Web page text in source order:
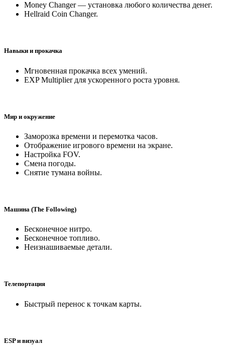
Money Changer — установка любого количества денег.
Hellraid Coin Changer.
Навыки и прокачка
Мгновенная прокачка всех умений.
EXP Multiplier для ускоренного роста уровня.
Мир и окружение
Заморозка времени и перемотка часов.
Отображение игрового времени на экране.
Настройка FOV.
Смена погоды.
Снятие тумана войны.
Машина (The Following)
Бесконечное нитро.
Бесконечное топливо.
Неизнашиваемые детали.
Телепортация
Быстрый перенос к точкам карты.
ESP и визуал